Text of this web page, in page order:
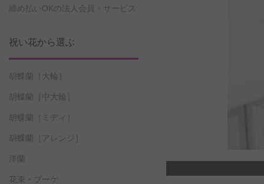
締め払いOKの法人会員・サービス
祝い花から選ぶ
胡蝶蘭［大輪］
胡蝶蘭［中大輪］
胡蝶蘭［ミディ］
胡蝶蘭［アレンジ］
洋蘭
花束・ブーケ